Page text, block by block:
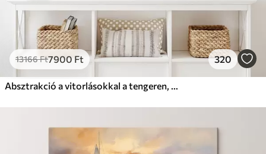
13166Ft7900 Ft 320
Absztrakció a vitorlásokkal a tengeren, akril stílusban, naplemente